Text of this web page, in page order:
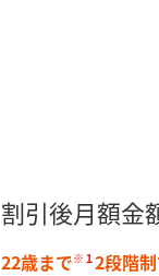
割引後月額金
22歳まで※１2段階